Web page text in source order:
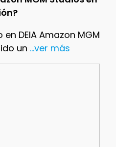
DEIA Amazon MGM
un ...ver más